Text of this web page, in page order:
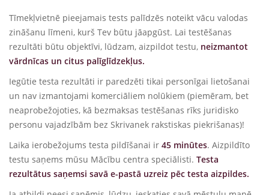
Tīmekļvietnē pieejamais tests palīdzēs noteikt vācu valodas
zināšanu līmeni, kurš Tev būtu jāapgūst. Lai testēšanas
rezultāti būtu objektīvi, lūdzam, aizpildot testu, neizmantot
vārdnīcas un citus palīglīdzekļus.
Iegūtie testa rezultāti ir paredzēti tikai personīgai lietošanai
un nav izmantojami komerciāliem nolūkiem (piemēram, bet
neaprobežojoties, kā bezmaksas testēšanas rīks juridisko
personu vajadzībām bez Skrivanek rakstiskas piekrišanas)!
Laika ierobežojums testa pildīšanai ir 45 minūtes. Aizpildīto
testu saņems mūsu Mācību centra speciālisti. Testa
rezultātus saņemsi savā e-pastā uzreiz pēc testa aizpildes.